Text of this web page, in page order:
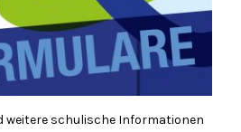
weitere schulische Informationen